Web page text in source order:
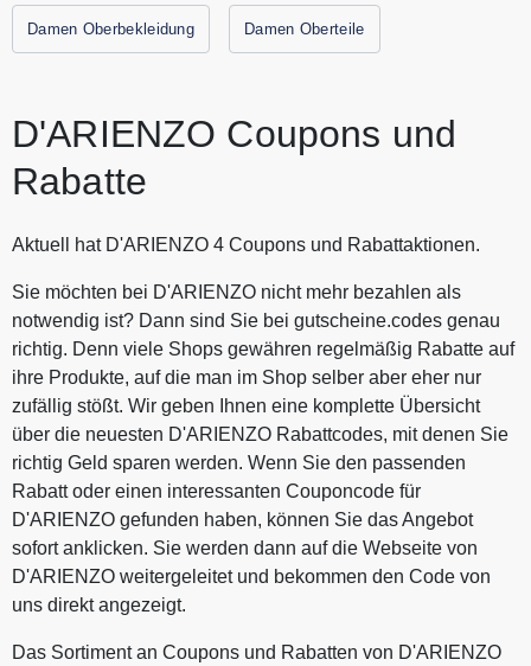
Damen Oberbekleidung Damen Oberteile
D'ARIENZO Coupons und
Rabatte
Aktuell hat D'ARIENZO 4 Coupons und Rabattaktionen.
Sie möchten bei D'ARIENZO nicht mehr bezahlen als
notwendig ist? Dann sind Sie bei gutscheine.codes genau
richtig. Denn viele Shops gewähren regelmäßig Rabatte auf
ihre Produkte, auf die man im Shop selber aber eher nur
zufällig stößt. Wir geben Ihnen eine komplette Übersicht
über die neuesten D'ARIENZO Rabattcodes, mit denen Sie
richtig Geld sparen werden. Wenn Sie den passenden
Rabatt oder einen interessanten Couponcode für
D'ARIENZO gefunden haben, können Sie das Angebot
sofort anklicken. Sie werden dann auf die Webseite von
D'ARIENZO weitergeleitet und bekommen den Code von
uns direkt angezeigt.
Das Sortiment an Coupons und Rabatten von D'ARIENZO